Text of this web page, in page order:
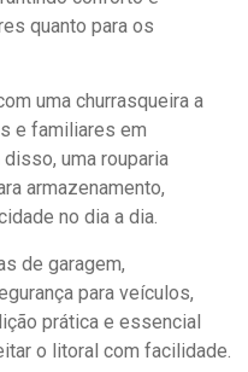
quanto para os
uma churrasqueira a
e familiares em
uma rouparia
armazenamento,
no dia a dia.
de garagem,
para veículos,
prática e essencial
o litoral com facilidade.